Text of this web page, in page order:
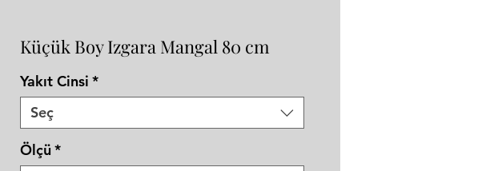
Küçük Boy Izgara Mangal 80 cm
Yakıt Cinsi *
Seç
Ölçü*